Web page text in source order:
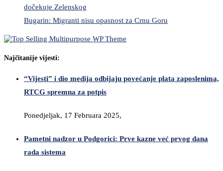
dočekuje Zelenskog
Bugarin: Migranti nisu opasnost za Crnu Goru
Najčitanije vijesti:
“Vijesti” i dio medija odbijaju povećanje plata zaposlenima,
RTCG spremna za potpis
Ponedjeljak, 17 Februara 2025,
Pametni nadzor u Podgorici: Prve kazne već prvog dana
rada sistema